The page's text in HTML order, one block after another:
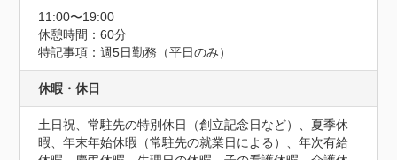
11:00〜19:00
休憩時間：60分
特記事項：週5日勤務（平日のみ）
休暇・休日
土日祝、常駐先の特別休日（創立記念日など）、夏季休
暇、年末年始休暇（常駐先の就業日による）、年次有給